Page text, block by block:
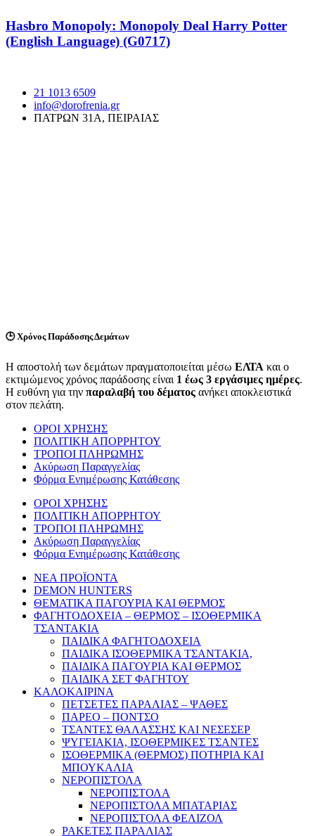
Hasbro Monopoly: Monopoly Deal Harry Potter
(English Language) (G0717)
21 1013 6509
info@dorofrenia.gr
ΠΑΤΡΩΝ 31Α, ΠΕΙΡΑΙΑΣ
🕒Χρόνος Παράδοσης Δεμάτων
Η αποστολή των δεμάτων πραγματοποιείται μέσω ΕΛΤΑ και ο
εκτιμώμενος χρόνος παράδοσης είναι 1 έως 3 εργάσιμες ημέρες.
Η ευθύνη για την παραλαβή του δέματος ανήκει αποκλειστικά
στον πελάτη.
ΟΡΟΙ ΧΡΗΣΗΣ
ΠΟΛΙΤΙΚΗ ΑΠΟΡΡΗΤΟΥ
ΤΡΟΠΟΙ ΠΛΗΡΩΜΗΣ
Ακύρωση Παραγγελίας
Φόρμα Ενημέρωσης Κατάθεσης
ΟΡΟΙ ΧΡΗΣΗΣ
ΠΟΛΙΤΙΚΗ ΑΠΟΡΡΗΤΟΥ
ΤΡΟΠΟΙ ΠΛΗΡΩΜΗΣ
Ακύρωση Παραγγελίας
Φόρμα Ενημέρωσης Κατάθεσης
ΝΕΑ ΠΡΟΪΟΝΤΑ
DEMON HUNTERS
ΘΕΜΑΤΙΚΑ ΠΑΓΟΥΡΙΑ ΚΑΙ ΘΕΡΜΟΣ
ΦΑΓΗΤΟΔΟΧΕΙΑ – ΘΕΡΜΟΣ – ΙΣΟΘΕΡΜΙΚΑ
ΤΣΑΝΤΑΚΙΑ
ΠΑΙΔΙΚΑ ΦΑΓΗΤΟΔΟΧΕΙΑ
ΠΑΙΔΙΚΑ ΙΣΟΘΕΡΜΙΚΑ ΤΣΑΝΤΑΚΙΑ,
ΠΑΙΔΙΚΑ ΠΑΓΟΥΡΙΑ ΚΑΙ ΘΕΡΜΟΣ
ΠΑΙΔΙΚΑ ΣΕΤ ΦΑΓΗΤΟΥ
ΚΑΛΟΚΑΙΡΙΝΑ
ΠΕΤΣΕΤΕΣ ΠΑΡΑΛΙΑΣ – ΨΑΘΕΣ
ΠΑΡΕΟ – ΠΟΝΤΣΟ
ΤΣΑΝΤΕΣ ΘΑΛΑΣΣΗΣ ΚΑΙ ΝΕΣΕΣΕΡ
ΨΥΓΕΙΑΚΙΑ, ΙΣΟΘΕΡΜΙΚΕΣ ΤΣΑΝΤΕΣ
ΙΣΟΘΕΡΜΙΚΑ (ΘΕΡΜΟΣ) ΠΟΤΗΡΙΑ ΚΑΙ
ΜΠΟΥΚΑΛΙΑ
ΝΕΡΟΠΙΣΤΟΛΑ
ΝΕΡΟΠΙΣΤΟΛΑ
ΝΕΡΟΠΙΣΤΟΛΑ ΜΠΑΤΑΡΙΑΣ
ΝΕΡΟΠΙΣΤΟΛΑ ΦΕΛΙΖΟΛ
ΡΑΚΕΤΕΣ ΠΑΡΑΛΙΑΣ